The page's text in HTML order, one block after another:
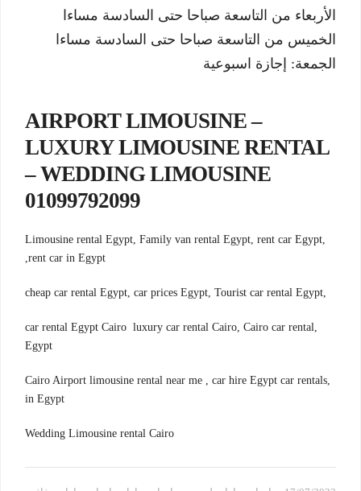
الأربعاء من التاسعة صباحا حتى السادسة مساءا
الخميس من التاسعة صباحا حتى السادسة مساءا
الجمعة: إجازة اسبوعية
AIRPORT LIMOUSINE –
LUXURY LIMOUSINE RENTAL
– WEDDING LIMOUSINE
01099792099
,Limousine rental Egypt, Family van rental Egypt, rent car Egypt
,rent car in Egypt
,cheap car rental Egypt, car prices Egypt, Tourist car rental Egypt
,car rental Egypt Cairo luxury car rental Cairo, Cairo car rental
Egypt
,Cairo Airport limousine rental near me , car hire Egypt car rentals
in Egypt
Wedding Limousine rental Cairo